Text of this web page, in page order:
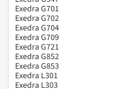
Exedra G701
Exedra G702
Exedra G704
Exedra G709
Exedra G721
Exedra G852
Exedra G853
Exedra L301
Exedra L303